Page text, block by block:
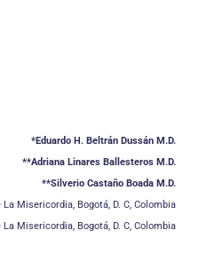
*Eduardo H. Beltrán Dussán M.D.
**Adriana Linares Ballesteros M.D.
**Silverio Castaño Boada M.D.
Misericordia, Bogotá, D. C, Colombia
Misericordia, Bogotá, D. C, Colombia